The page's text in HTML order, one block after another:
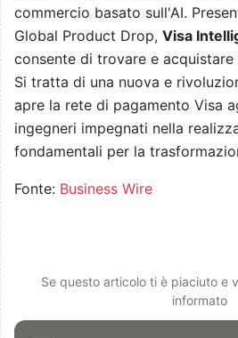
commercio basato sull'AI.
Global Product Drop, Visa
consente di trovare e
Si tratta di una nuova e
apre la rete di pagamento Visa
ingegneri impegnati nella
fondamentali per la
Fonte: Business Wire
Se questo articolo ti è piaciuto e
informato